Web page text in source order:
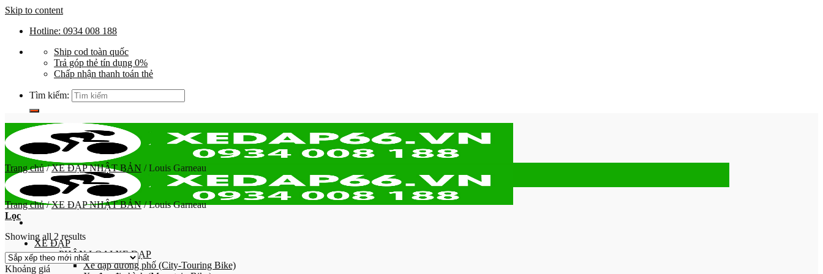
Skip to content
Hotline: 0934 008 188
Ship cod toàn quốc
Trả góp thẻ tín dụng 0%
Chấp nhận thanh toán thẻ
Tìm kiếm:
XE ĐẠP
PHÂN LOẠI XE ĐẠP
Xe đạp đường phố (City-Touring Bike)
Trang chủ / XE ĐẠP NHẬT BẢN /Louis Garneau
Trang chủ / XE ĐẠP NHẬT BẢN /Louis Garneau
Lọc
Showing all 2 results
Khoảng giá